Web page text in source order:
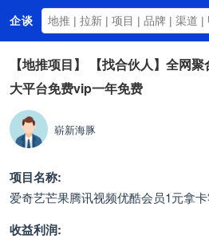
企谈
首页
商务资源
资讯动态
关于我们
【地推项目】
【找合伙人】全网
大平台免费vip一年免费
崭新海豚
项目名称:
爱奇艺芒果腾讯视频优酷会员1元拿
收益利润: